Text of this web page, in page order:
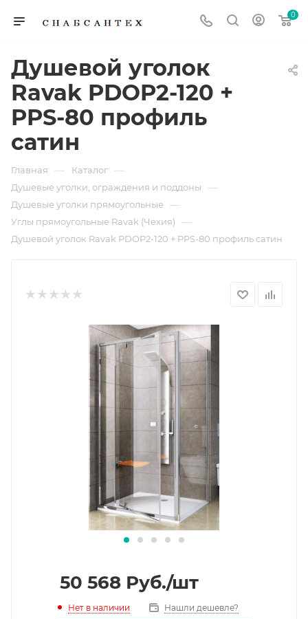
0
Душевой уголок
Ravak PDOP2-120 +
PPS-80 профиль
сатин
Главная — Каталог —
Душевые уголки, ограждения и поддоны —
Душевые уголки прямоугольные —
Углы прямоугольные Ravak (Чехия) —
Душевой уголок Ravak PDOP2-120 + PPS-80 профиль сатин
50 568 Руб./шт
Нет в наличии Нашли дешевле?